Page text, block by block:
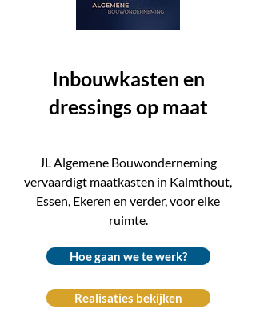
Inbouwkasten en
dressings op maat
JL Algemene Bouwonderneming
vervaardigt maatkasten in Kalmthout,
Essen, Ekeren en verder, voor elke
ruimte.
Hoe gaan we te werk?
Realisaties bekijken